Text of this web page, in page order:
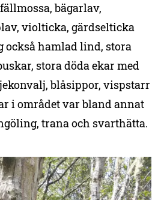
bägarlav,
violticka, gärdselticka
också hamlad lind, stora
stora döda ekar med
blåsippor, vispstarr
i området var bland annat
trana och svarthätta.